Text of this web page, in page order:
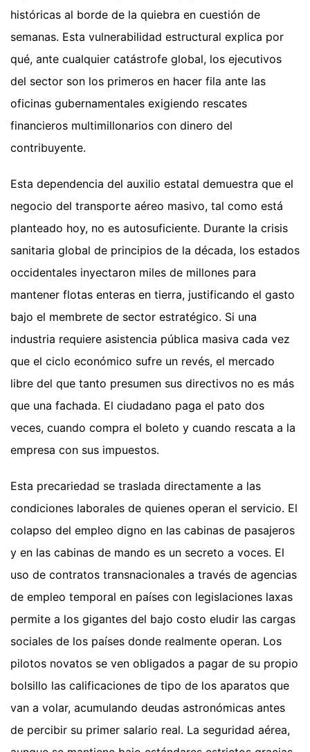
históricas al borde de la quiebra en cuestión de
semanas. Esta vulnerabilidad estructural explica por
qué, ante cualquier catástrofe global, los ejecutivos
del sector son los primeros en hacer fila ante las
oficinas gubernamentales exigiendo rescates
financieros multimillonarios con dinero del
contribuyente.
Esta dependencia del auxilio estatal demuestra que el
negocio del transporte aéreo masivo, tal como está
planteado hoy, no es autosuficiente. Durante la crisis
sanitaria global de principios de la década, los estados
occidentales inyectaron miles de millones para
mantener flotas enteras en tierra, justificando el gasto
bajo el membrete de sector estratégico. Si una
industria requiere asistencia pública masiva cada vez
que el ciclo económico sufre un revés, el mercado
libre del que tanto presumen sus directivos no es más
que una fachada. El ciudadano paga el pato dos
veces, cuando compra el boleto y cuando rescata a la
empresa con sus impuestos.
Esta precariedad se traslada directamente a las
condiciones laborales de quienes operan el servicio. El
colapso del empleo digno en las cabinas de pasajeros
y en las cabinas de mando es un secreto a voces. El
uso de contratos transnacionales a través de agencias
de empleo temporal en países con legislaciones laxas
permite a los gigantes del bajo costo eludir las cargas
sociales de los países donde realmente operan. Los
pilotos novatos se ven obligados a pagar de su propio
bolsillo las calificaciones de tipo de los aparatos que
van a volar, acumulando deudas astronómicas antes
de percibir su primer salario real. La seguridad aérea,